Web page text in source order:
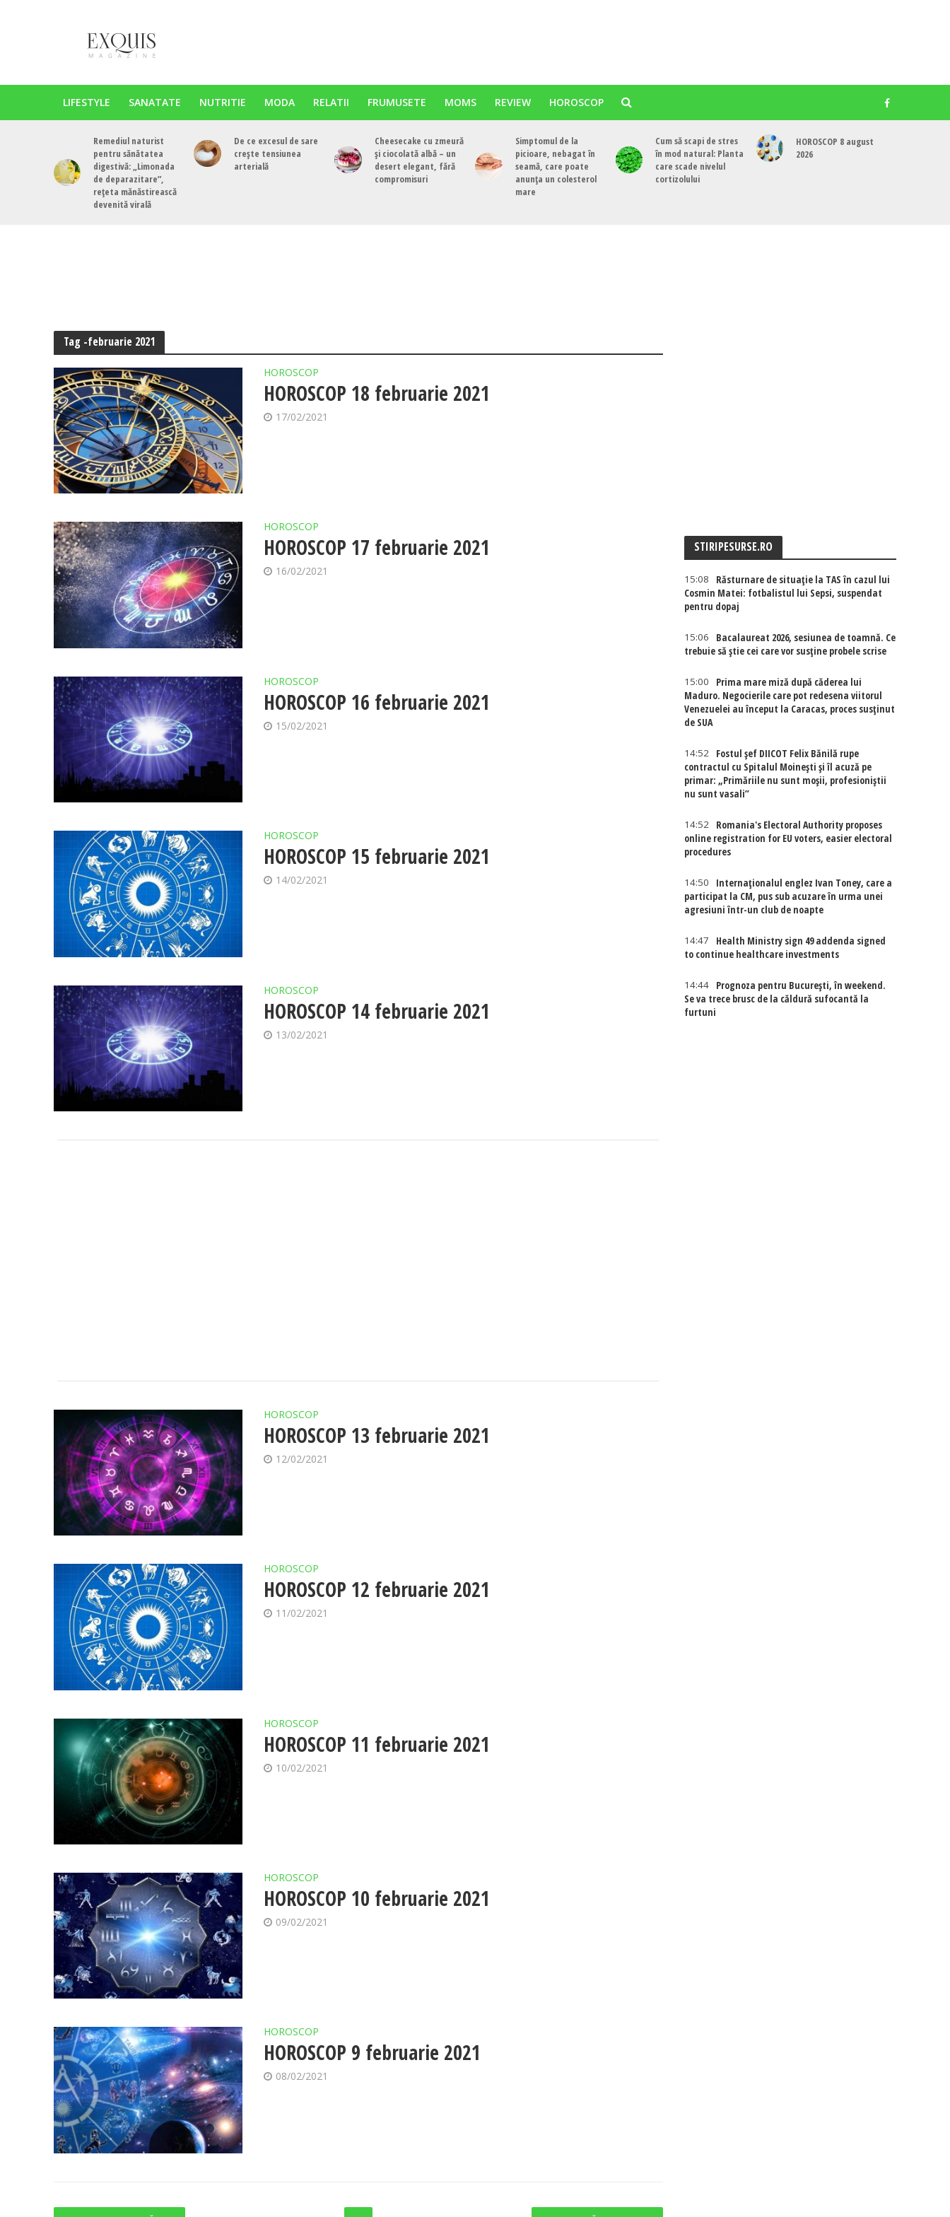
LIFESTYLE SANATATE NUTRITIE MODA RELATII FRUMUSETE MOMS REVIEW HOROSCOP
Remediul naturist
pentru sănătatea
digestivă: „Limonada
de deparazitare”,
rețeta mănăstirească
devenită virală
De ce excesul de sare
crește tensiunea
arterială
Cheesecake cu zmeură
și ciocolată albă – un
desert elegant, fără
compromisuri
Simptomul de la
picioare, nebagat în
seamă, care poate
anunța un colesterol
mare
Cum să scapi de stres
în mod natural: Planta
care scade nivelul
cortizolului
HOROSCOP 8 august
2026
Tag -februarie 2021
HOROSCOP
HOROSCOP 18 februarie 2021
17/02/2021
HOROSCOP
HOROSCOP 17 februarie 2021
16/02/2021
HOROSCOP
HOROSCOP 16 februarie 2021
15/02/2021
HOROSCOP
HOROSCOP 15 februarie 2021
14/02/2021
HOROSCOP
HOROSCOP 14 februarie 2021
13/02/2021
HOROSCOP
HOROSCOP 13 februarie 2021
12/02/2021
HOROSCOP
HOROSCOP 12 februarie 2021
11/02/2021
HOROSCOP
HOROSCOP 11 februarie 2021
10/02/2021
HOROSCOP
HOROSCOP 10 februarie 2021
09/02/2021
HOROSCOP
HOROSCOP 9 februarie 2021
08/02/2021
STIRIPESURSE.RO
15:08
Răsturnare de situație la TAS în cazul lui
Cosmin Matei: fotbalistul lui Sepsi, suspendat
pentru dopaj
15:06
Bacalaureat 2026, sesiunea de toamnă. Ce
trebuie să știe cei care vor susține probele scrise
15:00
Prima mare miză după căderea lui
Maduro. Negocierile care pot redesena viitorul
Venezuelei au început la Caracas, proces susținut
de SUA
14:52
Fostul șef DIICOT Felix Bănilă rupe
contractul cu Spitalul Moinești și îl acuză pe
primar: „Primăriile nu sunt moșii, profesioniștii
nu sunt vasali”
14:52
Romania's Electoral Authority proposes
online registration for EU voters, easier electoral
procedures
14:50
Internaţionalul englez Ivan Toney, care a
participat la CM, pus sub acuzare în urma unei
agresiuni într-un club de noapte
14:47
Health Ministry sign 49 addenda signed
to continue healthcare investments
14:44
Prognoza pentru București, în weekend.
Se va trece brusc de la căldură sufocantă la
furtuni